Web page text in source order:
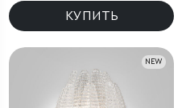
КУПИТЬ
NEW